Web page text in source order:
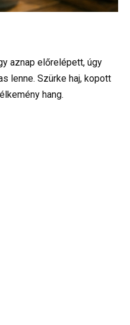
aznap előrelépett, úgy
lenne. Szürke haj, kopott
hang.